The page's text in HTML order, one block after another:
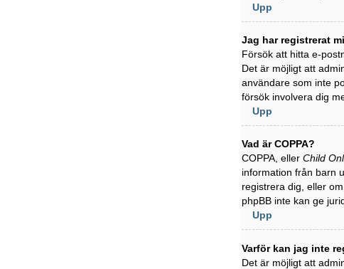
Upp
Jag har registrerat
Försök att hitta e-
Det är möjligt att
användare som inte
försök involvera dig
Upp
Vad är COPPA?
COPPA, eller Child
information från barn
registrera dig, eller
phpBB inte kan ge
Upp
Varför kan jag inte
Det är möjligt att